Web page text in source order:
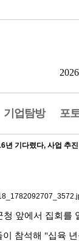
기업탐방 포
기다렸다, 사업 추
앞에서 집회
참석해 "십육